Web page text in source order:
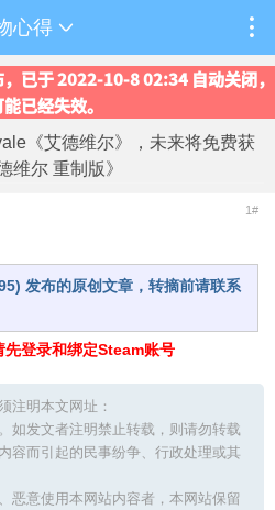
心得
已于 2022-10-8 02:34 自动关闭，
已经失效。
《艾德维尔》，未来将免费获
维尔 重制版》
1#
发布的原创文章，转摘前请联系
先登录和绑定Steam账号
注明本文网址：
。如发文者注明禁止转载，则请勿转载
容而引起的民事纷争、行政处理或其
恶意使用本网站内容者，本网站保留